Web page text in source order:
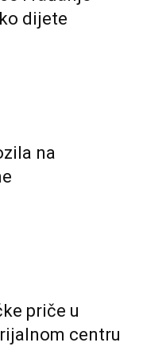
dijete
na
priče u
centru